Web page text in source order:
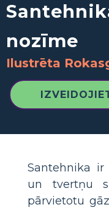
nozīme
Ilustrēta
Santehnika ir
un tvertņu
pārvietotu